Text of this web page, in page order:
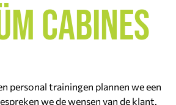
cabines
personal trainingen plannen we een
we de wensen van de klant.